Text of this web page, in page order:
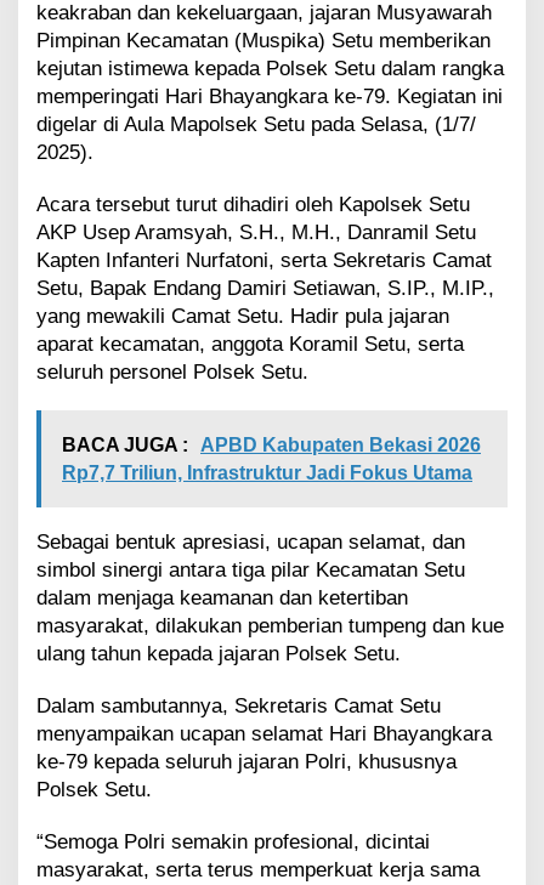
i
M
u
s
p
S
e
u
d
i
H
a
B
h
a
n
g
k
a
r
e
-
7
keakraban dan kekeluargaan, jajaran Musyawarah
Pimpinan Kecamatan (Muspika) Setu memberikan
kejutan istimewa kepada Polsek Setu dalam rangka
memperingati Hari Bhayangkara ke-79. Kegiatan ini
digelar di Aula Mapolsek Setu pada Selasa, (1/7/
2025).
Acara tersebut turut dihadiri oleh Kapolsek Setu
AKP Usep Aramsyah, S.H., M.H., Danramil Setu
Kapten Infanteri Nurfatoni, serta Sekretaris Camat
Setu, Bapak Endang Damiri Setiawan, S.IP., M.IP.,
yang mewakili Camat Setu. Hadir pula jajaran
aparat kecamatan, anggota Koramil Setu, serta
seluruh personel Polsek Setu.
BACA JUGA :
APBD Kabupaten Bekasi 2026
Rp7,7 Triliun, Infrastruktur Jadi Fokus Utama
Sebagai bentuk apresiasi, ucapan selamat, dan
simbol sinergi antara tiga pilar Kecamatan Setu
dalam menjaga keamanan dan ketertiban
masyarakat, dilakukan pemberian tumpeng dan kue
ulang tahun kepada jajaran Polsek Setu.
Dalam sambutannya, Sekretaris Camat Setu
menyampaikan ucapan selamat Hari Bhayangkara
ke-79 kepada seluruh jajaran Polri, khususnya
Polsek Setu.
“Semoga Polri semakin profesional, dicintai
masyarakat, serta terus memperkuat kerja sama